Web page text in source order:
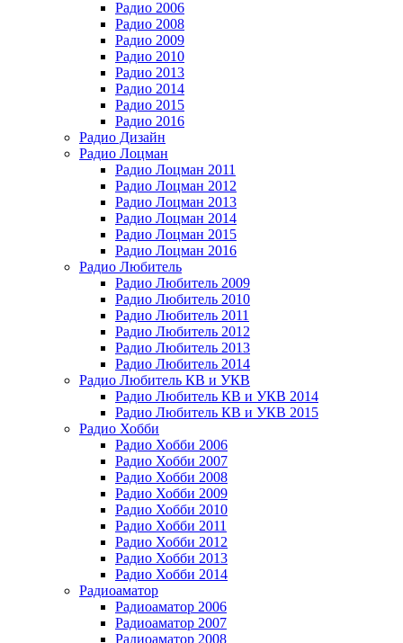
Радио 2006
Радио 2008
Радио 2009
Радио 2010
Радио 2013
Радио 2014
Радио 2015
Радио 2016
Радио Дизайн
Радио Лоцман
Радио Лоцман 2011
Радио Лоцман 2012
Радио Лоцман 2013
Радио Лоцман 2014
Радио Лоцман 2015
Радио Лоцман 2016
Радио Любитель
Радио Любитель 2009
Радио Любитель 2010
Радио Любитель 2011
Радио Любитель 2012
Радио Любитель 2013
Радио Любитель 2014
Радио Любитель КВ и УКВ
Радио Любитель КВ и УКВ 2014
Радио Любитель КВ и УКВ 2015
Радио Хобби
Радио Хобби 2006
Радио Хобби 2007
Радио Хобби 2008
Радио Хобби 2009
Радио Хобби 2010
Радио Хобби 2011
Радио Хобби 2012
Радио Хобби 2013
Радио Хобби 2014
Радиоаматор
Радиоаматор 2006
Радиоаматор 2007
Радиоаматор 2008